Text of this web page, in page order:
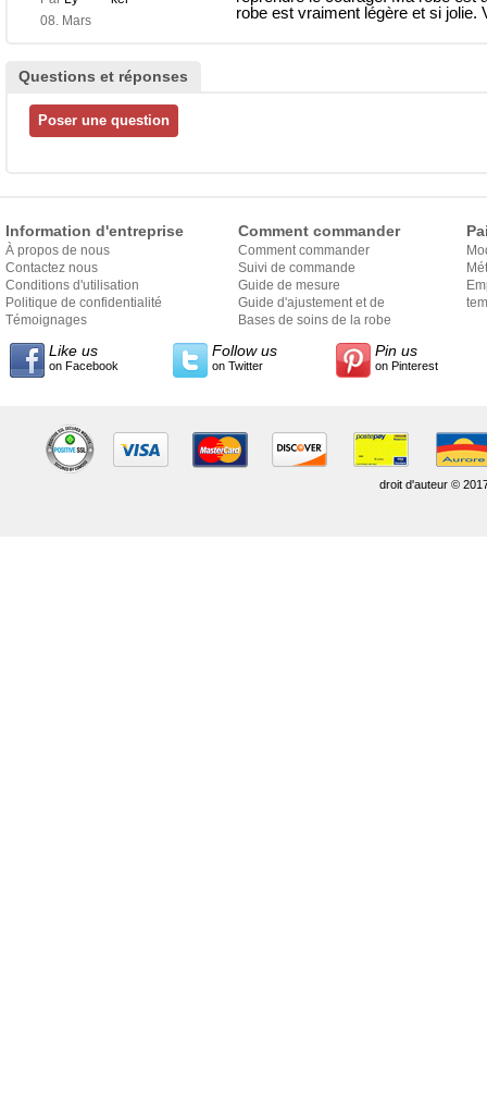
08. Mars
robe est vraiment légère et si jolie.
Questions et réponses
Information d'entreprise
À propos de nous
Contactez nous
Conditions d'utilisation
Politique de confidentialité
Témoignages
Comment commander
Comment commander
Suivi de commande
Guide de mesure
Guide d'ajustement et de
style
Bases de soins de la robe
Like us
on Facebook
Follow us
on Twitter
Pin us
on Pinterest
droit d'auteur ©